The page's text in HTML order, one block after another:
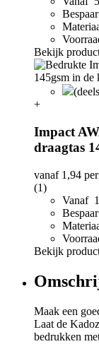
Bekijk
+
Impact
draagtas
vanaf 1,94
(1)
Vanaf
Bekijk
Maak een
Laat de
bedrukken